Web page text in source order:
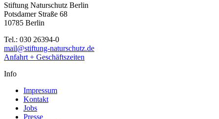
Stiftung Naturschutz Berlin
Potsdamer Straße 68
10785 Berlin
Tel.: 030 26394-0
mail@stiftung-naturschutz.de
Anfahrt + Geschäftszeiten
Info
Impressum
Kontakt
Jobs
Presse